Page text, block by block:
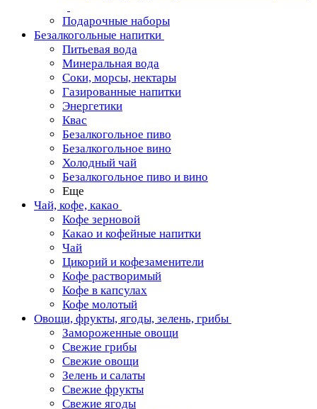
Подарочные наборы
Безалкогольные напитки
Питьевая вода
Минеральная вода
Соки, морсы, нектары
Газированные напитки
Энергетики
Квас
Безалкогольное пиво
Безалкогольное вино
Холодный чай
Безалкогольное пиво и вино
Еще
Чай, кофе, какао
Кофе зерновой
Какао и кофейные напитки
Чай
Цикорий и кофезаменители
Кофе растворимый
Кофе в капсулах
Кофе молотый
Овощи, фрукты, ягоды, зелень, грибы
Замороженные овощи
Свежие грибы
Свежие овощи
Зелень и салаты
Свежие фрукты
Свежие ягоды